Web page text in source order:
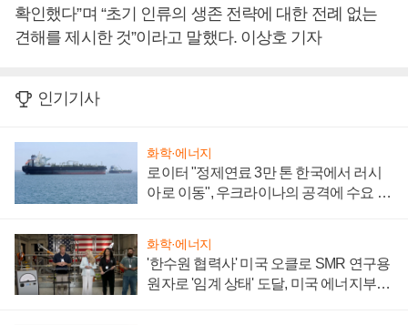
확인했다”며 “초기 인류의 생존 전략에 대한 전례 없는
견해를 제시한 것”이라고 말했다. 이상호 기자
인기기사
화학·에너지
로이터 "정제연료 3만 톤 한국에서 러시
아로 이동", 우크라이나의 공격에 수요 늘
화학·에너지
'한수원 협력사' 미국 오클로 SMR 연구용
원자로 '임계 상태' 도달, 미국 에너지부